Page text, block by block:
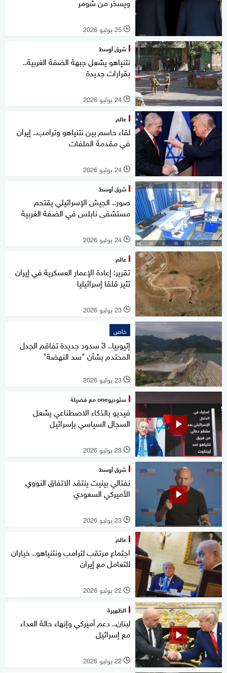
l 25 يوليو 2026
شرق أوسط
نتنياهو يشعل جبهة الضفة الغربية..
بقرارات جديدة
l 24 يوليو 2026
عالم
لقاء حاسم بين نتنياهو وترامب.. إيران
في مقدمة الملفات
l 24 يوليو 2026
شرق أوسط
صور.. الجيش الإسرائيلي يقتحم
مستشفى نابلس في الضفة الغربية
l 24 يوليو 2026
عالم
تقرير: إعادة الإعمار العسكرية في إيران
تثير قلقا إسرائيليا
l 23 يوليو 2026
خاص
إثيوبيا.. 3 سدود جديدة تفاقم الجدل
المحتدم بشأن "سد النهضة"
l 23 يوليو 2026
ستوديوone مع فضيلة
فيديو بالذكاء الاصطناعي يشعل
السجال السياسي بإسرائيل
l 23 يوليو 2026
شرق أوسط
نفتالي بينيت ينتقد الاتفاق النووي
الأميركي السعودي
l 23 يوليو 2026
عالم
اجتماع مرتقب لترامب ونتنياهو.. خياران
للتعامل مع إيران
l 22 يوليو 2026
الظهيرة
لبنان.. دعم أميركي وإنهاء حالة العداء
مع إسرائيل
l 22 يوليو 2026